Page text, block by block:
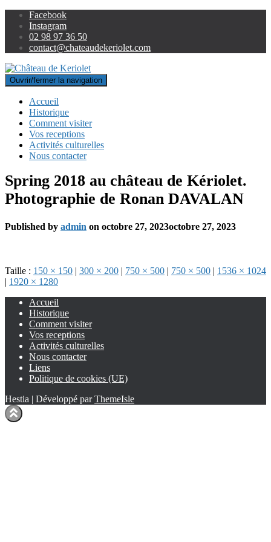
Facebook
Instagram
02 98 97 36 50
contact@chateaudekeriolet.com
Ouvrir/fermer la navigation
Accueil
Historique
Comment visiter
Vos receptions
Activités culturelles
Nous contacter
Spring 2018 au château de Kériolet.
Photographie de Ronan DAVALAN
Published by admin on octobre 27, 2023octobre 27, 2023
Taille : 150 × 150 | 300 × 200 | 750 × 500 | 750 × 500 | 1536 × 1024
| 1920 × 1280
Accueil
Historique
Comment visiter
Vos receptions
Activités culturelles
Nous contacter
Liens
Politique de cookies (UE)
Hestia | Développé parThemeIsle